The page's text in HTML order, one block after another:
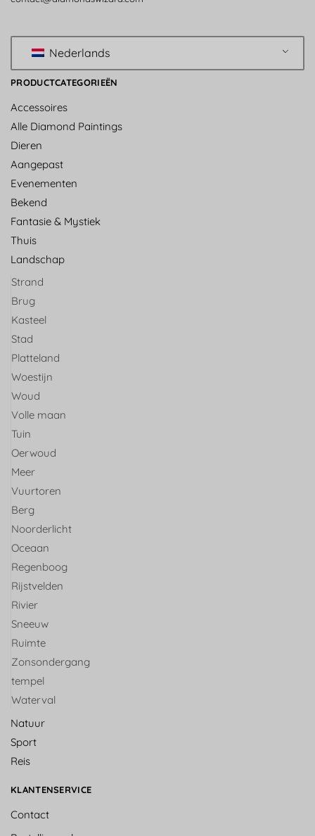
Nederlands
PRODUCTCATEGORIEËN
Accessoires
Alle Diamond Paintings
Dieren
Aangepast
Evenementen
Bekend
Fantasie & Mystiek
Thuis
Landschap
Strand
Brug
Kasteel
Stad
Platteland
Woestijn
Woud
Volle maan
Tuin
Oerwoud
Meer
Vuurtoren
Berg
Noorderlicht
Oceaan
Regenboog
Rijstvelden
Rivier
Sneeuw
Ruimte
Zonsondergang
tempel
Waterval
Natuur
Sport
Reis
KLANTENSERVICE
Contact